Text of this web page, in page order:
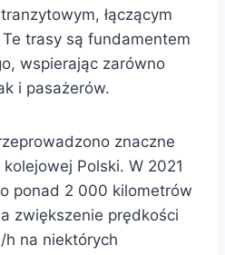
łączącym
trasy są fundamentem
wspierając zarówno
i pasażerów.
znaczne
Polski. W 2021
ponad 2 000 kilometrów
zwiększenie prędkości
na niektórych